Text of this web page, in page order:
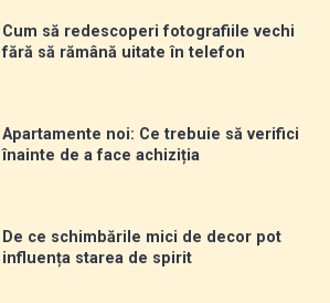
Cum să redescoperi fotografiile vechi
fără să rămână uitate în telefon
Apartamente noi: Ce trebuie să verifici
înainte de a face achiziția
De ce schimbările mici de decor pot
influența starea de spirit